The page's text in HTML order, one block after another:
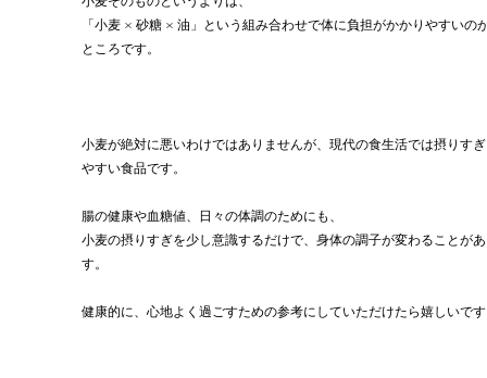
「小麦 × 砂糖 × 油」という組み合わせで体に負担がかかりやすいの
ところです。
小麦が絶対に悪いわけではありませんが、現代の食生活では摂りす
やすい食品です。
腸の健康や血糖値、日々の体調のためにも、
小麦の摂りすぎを少し意識するだけで、身体の調子が変わることが
す。
健康的に、心地よく過ごすための参考にしていただけたら嬉しいで